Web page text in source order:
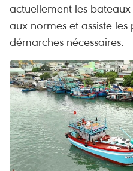
actuellement les
aux normes et assiste les
démarches nécessaires.